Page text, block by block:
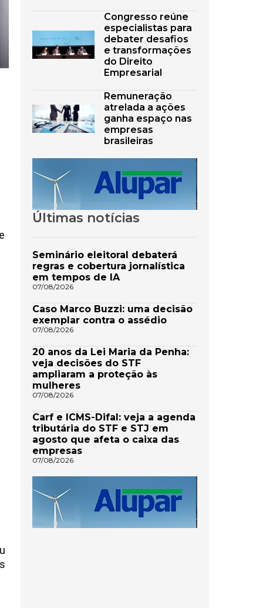
Congresso reúne
especialistas para
debater desafios
e transformações
do Direito
Empresarial
Remuneração
atrelada a ações
ganha espaço nas
empresas
brasileiras
Últimas notícias
Seminário eleitoral debaterá
regras e cobertura jornalística
em tempos de IA
07/08/2026
Caso Marco Buzzi: uma decisão
exemplar contra o assédio
07/08/2026
20 anos da Lei Maria da Penha:
veja decisões do STF
ampliaram a proteção às
mulheres
07/08/2026
Carf e ICMS-Difal: veja a agenda
tributária do STF e STJ em
agosto que afeta o caixa das
empresas
07/08/2026